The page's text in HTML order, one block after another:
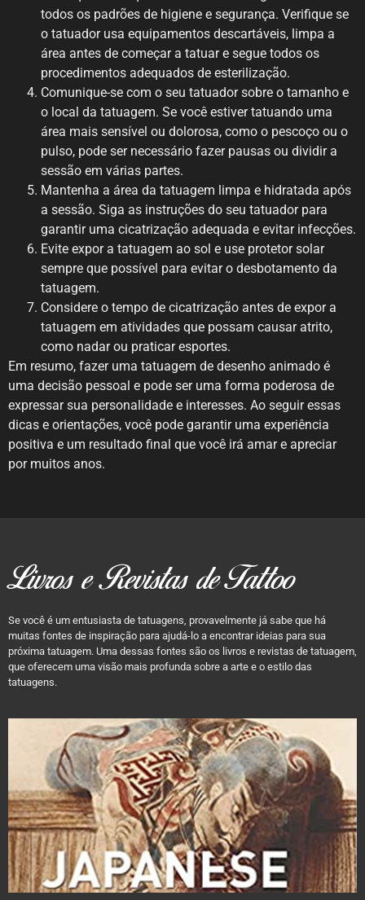
todos os padrões de higiene e segurança. Verifique se
o tatuador usa equipamentos descartáveis, limpa a
área antes de começar a tatuar e segue todos os
procedimentos adequados de esterilização.
Comunique-se com o seu tatuador sobre o tamanho e
o local da tatuagem. Se você estiver tatuando uma
área mais sensível ou dolorosa, como o pescoço ou o
pulso, pode ser necessário fazer pausas ou dividir a
sessão em várias partes.
Mantenha a área da tatuagem limpa e hidratada após
a sessão. Siga as instruções do seu tatuador para
garantir uma cicatrização adequada e evitar infecções.
Evite expor a tatuagem ao sol e use protetor solar
sempre que possível para evitar o desbotamento da
tatuagem.
Considere o tempo de cicatrização antes de expor a
tatuagem em atividades que possam causar atrito,
como nadar ou praticar esportes.
Em resumo, fazer uma tatuagem de desenho animado é
uma decisão pessoal e pode ser uma forma poderosa de
expressar sua personalidade e interesses. Ao seguir essas
dicas e orientações, você pode garantir uma experiência
positiva e um resultado final que você irá amar e apreciar
por muitos anos.
Livros e Revistas de Tattoo
Se você é um entusiasta de tatuagens, provavelmente já sabe que há
muitas fontes de inspiração para ajudá-lo a encontrar ideias para sua
próxima tatuagem. Uma dessas fontes são os livros e revistas de tatuagem,
que oferecem uma visão mais profunda sobre a arte e o estilo das
tatuagens.